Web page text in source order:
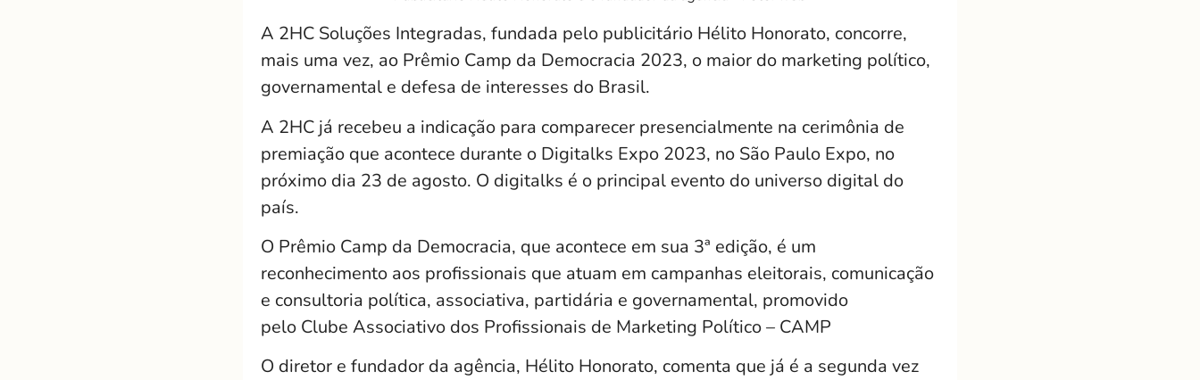
A 2HC Soluções Integradas, fundada pelo publicitário Hélito Honorato, concorre,
mais uma vez, ao Prêmio Camp da Democracia 2023, o maior do marketing político,
governamental e defesa de interesses do Brasil.
A 2HC já recebeu a indicação para comparecer presencialmente na cerimônia de
premiação que acontece durante o Digitalks Expo 2023, no São Paulo Expo, no
próximo dia 23 de agosto. O digitalks é o principal evento do universo digital do
país.
O Prêmio Camp da Democracia, que acontece em sua 3ª edição, é um
reconhecimento aos profissionais que atuam em campanhas eleitorais, comunicação
e consultoria política, associativa, partidária e governamental, promovido
pelo Clube Associativo dos Profissionais de Marketing Político – CAMP
O diretor e fundador da agência, Hélito Honorato, comenta que já é a segunda vez